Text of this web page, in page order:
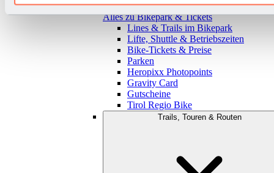
Zurück
Alles zu Bikepark & Tickets
Lines & Trails im Bikepark
Lifte, Shuttle & Betriebszeiten
Bike-Tickets & Preise
Parken
Heropixx Photopoints
Gravity Card
Gutscheine
Tirol Regio Bike
Trails, Touren & Routen